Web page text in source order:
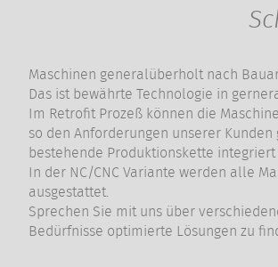
Maschinen generalüberholt nach
Das ist bewährte Technologie in
Im Retrofit Prozeß können die
so den Anforderungen unserer
bestehende Produktionskette
In der NC/CNC Variante werden alle
ausgestattet.
Sprechen Sie mit uns über
Bedürfnisse optimierte Lösungen zu